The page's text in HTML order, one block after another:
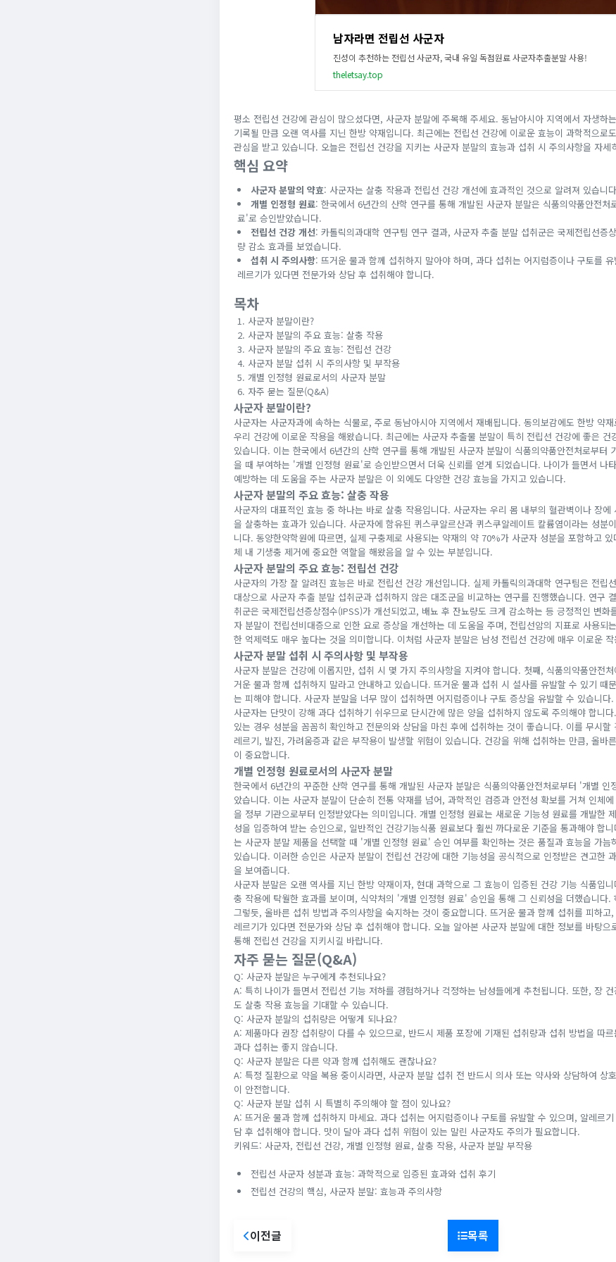
남자라면 전립선 사군자
진성이 추천하는 전립선 사군자, 국내 유일 독점원료 사군자추출분말 사용!
theletsay.top
평소 전립선 건강에 관심이 많으셨다면, 사군자 분말에 주목해 주세요. 동남아시아 지역에서 자생하
기록될 만큼 오랜 역사를 지닌 한방 약재입니다. 최근에는 전립선 건강에 이로운 효능이 과학적으로
관심을 받고 있습니다. 오늘은 전립선 건강을 지키는 사군자 분말의 효능과 섭취 시 주의사항을 자세
핵심 요약
사군자 분말의 약효: 사군자는 살충 작용과 전립선 건강 개선에 효과적인 것으로 알려져 있습니
개별 인정형 원료: 한국에서 6년간의 산학 연구를 통해 개발된 사군자 분말은 식품의약품안전처
료'로 승인받았습니다.
전립선 건강 개선: 카톨릭의과대학 연구팀 연구 결과, 사군자 추출 분말 섭취군은 국제전립선증
량 감소 효과를 보였습니다.
섭취 시 주의사항: 뜨거운 물과 함께 섭취하지 말아야 하며, 과다 섭취는 어지럼증이나 구토를
레르기가 있다면 전문가와 상담 후 섭취해야 합니다.
목차
사군자 분말이란?
사군자 분말의 주요 효능: 살충 작용
사군자 분말의 주요 효능: 전립선 건강
사군자 분말 섭취 시 주의사항 및 부작용
개별 인정형 원료로서의 사군자 분말
자주 묻는 질문(Q&A)
사군자 분말이란?
사군자는 사군자과에 속하는 식물로, 주로 동남아시아 지역에서 재배됩니다. 동의보감에도 한방 약
우리 건강에 이로운 작용을 해왔습니다. 최근에는 사군자 추출물 분말이 특히 전립선 건강에 좋은 건
있습니다. 이는 한국에서 6년간의 산학 연구를 통해 개발된 사군자 분말이 식품의약품안전처로부터
을 때 부여하는 '개별 인정형 원료'로 승인받으면서 더욱 신뢰를 얻게 되었습니다. 나이가 들면서 나
예방하는 데 도움을 주는 사군자 분말은 이 외에도 다양한 건강 효능을 가지고 있습니다.
사군자 분말의 주요 효능: 살충 작용
사군자의 대표적인 효능 중 하나는 바로 살충 작용입니다. 사군자는 우리 몸 내부의 혈관벽이나 장에
을 살충하는 효과가 있습니다. 사군자에 함유된 퀴스쿠알르산과 퀴스쿠알레이트 칼륨염이라는 성분
니다. 동양한약학원에 따르면, 실제 구충제로 사용되는 약재의 약 70%가 사군자 성분을 포함하고
체 내 기생충 제거에 중요한 역할을 해왔음을 알 수 있는 부분입니다.
사군자 분말의 주요 효능: 전립선 건강
사군자의 가장 잘 알려진 효능은 바로 전립선 건강 개선입니다. 실제 카톨릭의과대학 연구팀은 전립
대상으로 사군자 추출 분말 섭취군과 섭취하지 않은 대조군을 비교하는 연구를 진행했습니다. 연구
취군은 국제전립선증상점수(IPSS)가 개선되었고, 배뇨 후 잔뇨량도 크게 감소하는 등 긍정적인 변화
자 분말이 전립선비대증으로 인한 요로 증상을 개선하는 데 도움을 주며, 전립선암의 지표로 사용되
한 억제력도 매우 높다는 것을 의미합니다. 이처럼 사군자 분말은 남성 전립선 건강에 매우 이로운
사군자 분말 섭취 시 주의사항 및 부작용
사군자 분말은 건강에 이롭지만, 섭취 시 몇 가지 주의사항을 지켜야 합니다. 첫째, 식품의약품안전
거운 물과 함께 섭취하지 말라고 안내하고 있습니다. 뜨거운 물과 섭취 시 설사를 유발할 수 있기 때
는 피해야 합니다. 사군자 분말을 너무 많이 섭취하면 어지럼증이나 구토 증상을 유발할 수 있습니다
사군자는 단맛이 강해 과다 섭취하기 쉬우므로 단시간에 많은 양을 섭취하지 않도록 주의해야 합니
있는 경우 성분을 꼼꼼히 확인하고 전문의와 상담을 마친 후에 섭취하는 것이 좋습니다. 이를 무시
레르기, 발진, 가려움증과 같은 부작용이 발생할 위험이 있습니다. 건강을 위해 섭취하는 만큼, 올바
이 중요합니다.
개별 인정형 원료로서의 사군자 분말
한국에서 6년간의 꾸준한 산학 연구를 통해 개발된 사군자 분말은 식품의약품안전처로부터 '개별 인
았습니다. 이는 사군자 분말이 단순히 전통 약재를 넘어, 과학적인 검증과 안전성 확보를 거쳐 인체
을 정부 기관으로부터 인정받았다는 의미입니다. 개별 인정형 원료는 새로운 기능성 원료를 개발한
성을 입증하여 받는 승인으로, 일반적인 건강기능식품 원료보다 훨씬 까다로운 기준을 통과해야 합
는 사군자 분말 제품을 선택할 때 '개별 인정형 원료' 승인 여부를 확인하는 것은 품질과 효능을 가늠
있습니다. 이러한 승인은 사군자 분말이 전립선 건강에 대한 기능성을 공식적으로 인정받은 견고한
을 보여줍니다.
사군자 분말은 오랜 역사를 지닌 한방 약재이자, 현대 과학으로 그 효능이 입증된 건강 기능 식품입
충 작용에 탁월한 효과를 보이며, 식약처의 '개별 인정형 원료' 승인을 통해 그 신뢰성을 더했습니다.
그렇듯, 올바른 섭취 방법과 주의사항을 숙지하는 것이 중요합니다. 뜨거운 물과 함께 섭취를 피하
레르기가 있다면 전문가와 상담 후 섭취해야 합니다. 오늘 알아본 사군자 분말에 대한 정보를 바탕으
통해 전립선 건강을 지키시길 바랍니다.
자주 묻는 질문(Q&A)
Q: 사군자 분말은 누구에게 추천되나요?
A: 특히 나이가 들면서 전립선 기능 저하를 경험하거나 걱정하는 남성들에게 추천됩니다. 또한, 장
도 살충 작용 효능을 기대할 수 있습니다.
Q: 사군자 분말의 섭취량은 어떻게 되나요?
A: 제품마다 권장 섭취량이 다를 수 있으므로, 반드시 제품 포장에 기재된 섭취량과 섭취 방법을 따
과다 섭취는 좋지 않습니다.
Q: 사군자 분말은 다른 약과 함께 섭취해도 괜찮나요?
A: 특정 질환으로 약을 복용 중이시라면, 사군자 분말 섭취 전 반드시 의사 또는 약사와 상담하여 상
이 안전합니다.
Q: 사군자 분말 섭취 시 특별히 주의해야 할 점이 있나요?
A: 뜨거운 물과 함께 섭취하지 마세요. 과다 섭취는 어지럼증이나 구토를 유발할 수 있으며, 알레르
담 후 섭취해야 합니다. 맛이 달아 과다 섭취 위험이 있는 말린 사군자도 주의가 필요합니다.
키워드: 사군자, 전립선 건강, 개별 인정형 원료, 살충 작용, 사군자 분말 부작용
전립선 사군자 성분과 효능: 과학적으로 입증된 효과와 섭취 후기
전립선 건강의 핵심, 사군자 분말: 효능과 주의사항
이전글 목록